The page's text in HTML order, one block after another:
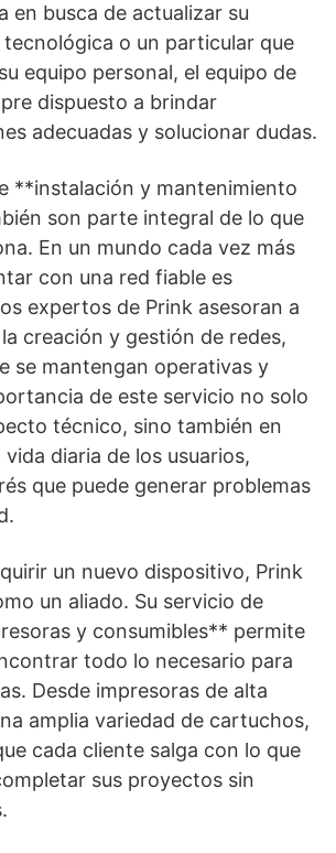
en busca de actualizar su
o un particular que
equipo personal, el equipo de
dispuesto a brindar
adecuadas y solucionar dudas.
**instalación y mantenimiento
son parte integral de lo que
En un mundo cada vez más
con una red fiable es
expertos de Prink asesoran a
creación y gestión de redes,
se mantengan operativas y
de este servicio no solo
técnico, sino también en
diaria de los usuarios,
que puede generar problemas
un nuevo dispositivo, Prink
un aliado. Su servicio de
y consumibles** permite
todo lo necesario para
Desde impresoras de alta
amplia variedad de cartuchos,
cada cliente salga con lo que
sus proyectos sin